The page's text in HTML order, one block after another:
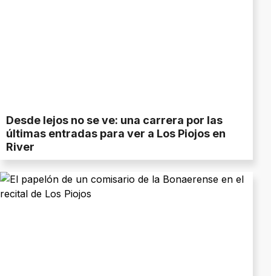
Desde lejos no se ve: una carrera por las
últimas entradas para ver a Los Piojos en
River